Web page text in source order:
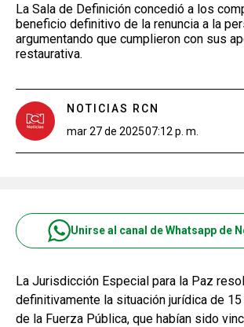
La Sala de Definición concedió a los
beneficio definitivo de la renuncia a la
argumentando que cumplieron con sus
restaurativa.
NOTICIAS RCN
mar 27 de 202507:12 p. m.
Unirse al canal de Whatsapp de
La Jurisdicción Especial para la Paz
definitivamente la situación jurídica de
de la Fuerza Pública, que habían sido